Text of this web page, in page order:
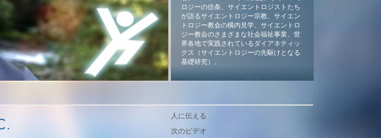
ロジーの信条、サイエントロジストたち
が語るサイエントロジー宗教、サイエン
トロジー教会の構内見学、サイエントロ
ジー教会のさまざまな社会福祉事業、世
界各地で実践されているダイアネティッ
クス（サイエントロジーの先駆けとなる
基礎研究）。
無料DVDを請求する »
人に伝える